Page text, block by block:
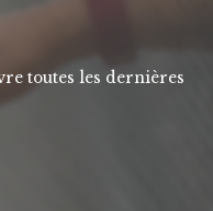
toutes les dernières